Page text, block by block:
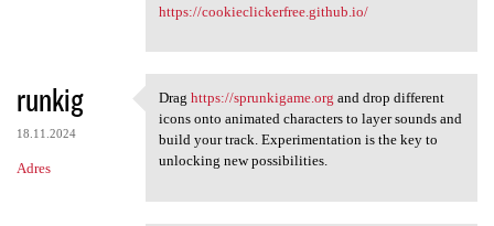
https://cookieclickerfree.github.io/
runkig
18.11.2024
Adres
Drag https://sprunkigame.org
Drag https://sprunkigame.org and drop different
icons onto animated characters to layer sounds and
build your track. Experimentation is the key to
unlocking new possibilities.